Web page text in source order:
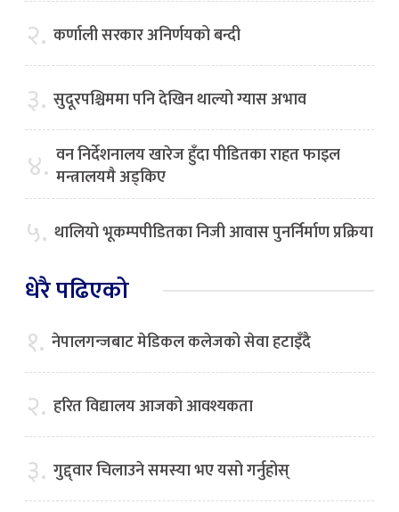
२. कर्णाली सरकार अनिर्णयको बन्दी
३. सुदूरपश्चिममा पनि देखिन थाल्यो ग्यास अभाव
४. वन निर्देशनालय खारेज हुँदा पीडितका राहत फाइल
मन्त्रालयमै अड्किए
५. थालियो भूकम्पपीडितका निजी आवास पुनर्निर्माण प्रक्रिया
धेरै पढिएको
१. नेपालगन्जबाट मेडिकल कलेजको सेवा हटाइँदै
२. हरित विद्यालय आजको आवश्यकता
३. गुद्द्वार चिलाउने समस्या भए यसो गर्नुहोस्